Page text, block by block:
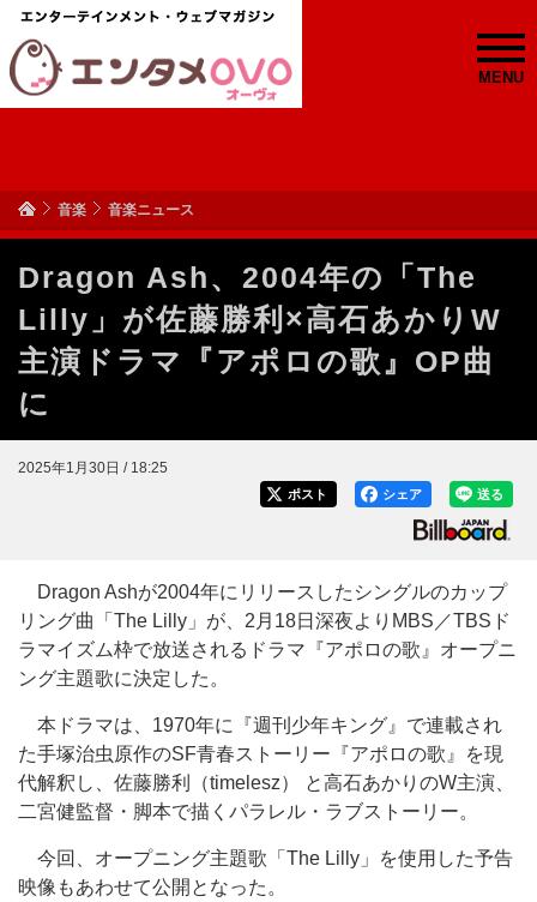
MENU
音楽 音楽ニュース
Dragon Ash、2004年の「The
Lilly」が佐藤勝利×高石あかりW
主演ドラマ『アポロの歌』OP曲
に
2025年1月30日 / 18:25
送る
シェア
ポスト
Dragon Ashが2004年にリリースしたシングルのカップ
リング曲「The Lilly」が、2月18日深夜よりMBS／TBSド
ラマイズム枠で放送されるドラマ『アポロの歌』オープニ
ング主題歌に決定した。
本ドラマは、1970年に『週刊少年キング』で連載され
た手塚治虫原作のSF青春ストーリー『アポロの歌』を現
代解釈し、佐藤勝利（timelesz） と高石あかりのW主演、
二宮健監督・脚本で描くパラレル・ラブストーリー。
今回、オープニング主題歌「The Lilly」を使用した予告
映像もあわせて公開となった。